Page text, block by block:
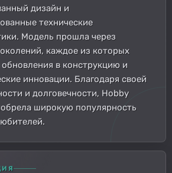
дизайн и
технические
Модель прошла через
каждое из которых
в конструкцию и
инновации. Благодаря своей
и долговечности, Hobby
широкую популярность